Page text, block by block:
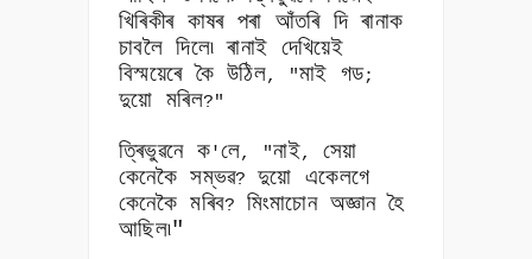
খিৰিকীৰ কাষৰ পৰা আঁতৰি দি ৰানাক
চাবলৈ দিলে৷ ৰানাই দেখিয়েই
বিস্ময়েৰে কৈ উঠিল, "মাই গড;
দুয়ো মৰিল?"
ত্ৰিভুৱনে ক'লে, "নাই, সেয়া
কেনেকৈ সম্ভৱ?দুয়ো একেলগে
কেনেকৈ মৰিব? মিংমাচোন অজ্ঞান হৈ
আছিল৷"